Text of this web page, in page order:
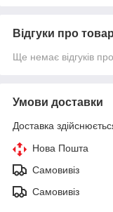
Відгуки про товар
Ще немає відгуків
Умови доставки
Доставка
Нова Пошта
Самовивіз
Самовивіз